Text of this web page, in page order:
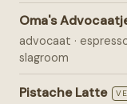
Oma's
advocaat ·
slagroom
Pistache Latte